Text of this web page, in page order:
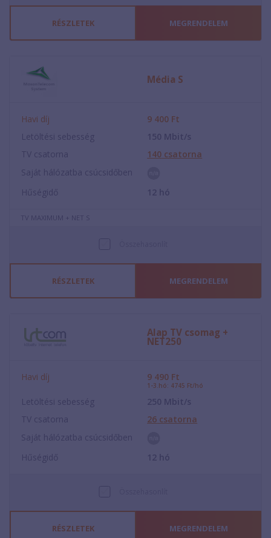
RÉSZLETEK MEGRENDELEM
Média S
Havi díj 9 400 Ft
Letöltési sebesség
150 Mbit/s
TV csatorna
140 csatorna
Saját hálózatba csúcsidőben
Hűségidő
12 hó
TV MAXIMUM + NET S
RÉSZLETEK MEGRENDELEM
Alap TV csomag +
NET250
Havi díj 9 490 Ft
1-3.hó: 4745 Ft/hó
Letöltési sebesség 250 Mbit/s
TV csatorna
26 csatorna
Saját hálózatba csúcsidőben
Hűségidő
12 hó
RÉSZLETEK MEGRENDELEM